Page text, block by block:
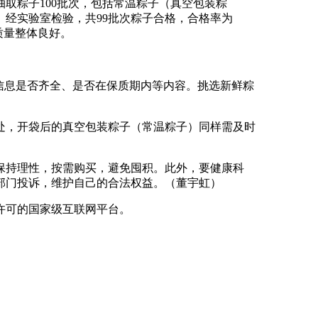
粽子100批次，包括常温粽子（真空包装粽
实验室检验，共99批次粽子合格，合格率为
整体良好。
是否齐全、是否在保质期内等内容。挑选新鲜粽
开袋后的真空包装粽子（常温粽子）同样需及时
理性，按需购买，避免囤积。此外，要健康科
投诉，维护自己的合法权益。（董宇虹）
的国家级互联网平台。